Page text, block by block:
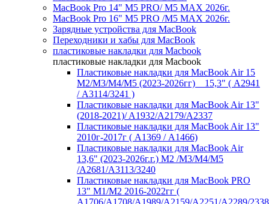
MacBook Pro 14" M5 PRO/ M5 MAX 2026г.
MacBook Pro 16" M5 PRO /M5 MAX 2026г.
Зарядные устройства для MacBook
Переходники и хабы для MacBook
пластиковые накладки для Macbook
пластиковые накладки для Macbook
Пластиковые накладки для MacBook Air 15
M2/M3/M4/M5 (2023-2026гг) _ 15,3" ( А2941
/ А3114/3241 )
Пластиковые накладки для MacBook Air 13"
(2018-2021)/ A1932/A2179/A2337
Пластиковые накладки для MacBook Air 13"
2010г-2017г ( А1369 / А1466)
Пластиковые накладки для MacBook Air
13,6" (2023-2026г.г.) M2 /M3/M4/M5
/A2681/A3113/3240
Пластиковые накладки для MacBook PRO
13" M1/M2 2016-2022гг (
А1706/A1708/A1989/A2159/A2251/A2289/